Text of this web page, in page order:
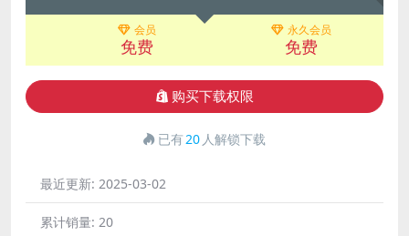
会员
免费
永久会员
免费
购买下载权限
已有20 人解锁下载
最近更新: 2025-03-02
累计销量: 20